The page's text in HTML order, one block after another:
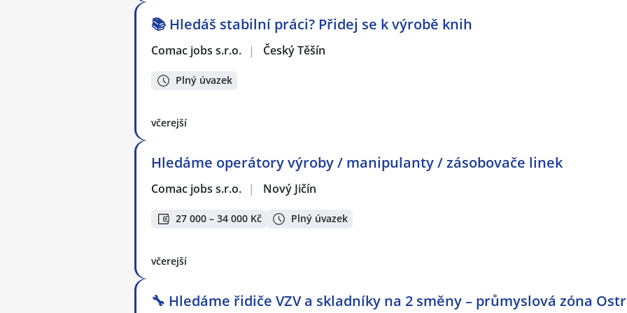
📚 Hledáš stabilní práci? Přidej se k výrobě knih
Comac jobs s.r.o. | Český Těšín
Plný úvazek
včerejší
Hledáme operátory výroby / manipulanty / zásobovače linek
Comac jobs s.r.o. | Nový Jičín
27 000 – 34 000 Kč Plný úvazek
včerejší
🔧 Hledáme řidiče VZV a skladníky na 2 směny – průmyslová zóna